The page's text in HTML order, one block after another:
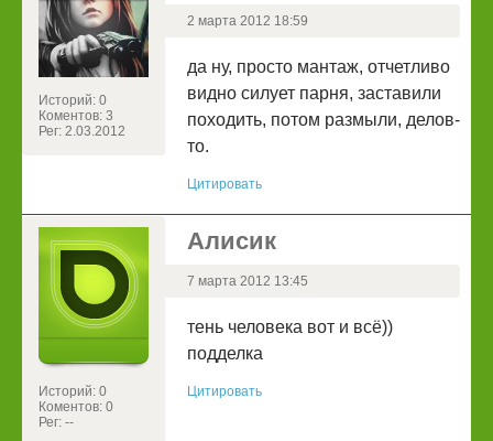
Историй: 0
Коментов: 3
Рег: 2.03.2012
2 марта 2012 18:59
да ну, просто мантаж, отчетливо
видно силует парня, заставили
походить, потом размыли, делов-
то.
Цитировать
Историй: 0
Коментов: 0
Рег: --
Алисик
7 марта 2012 13:45
тень человека вот и всё))
подделка
Цитировать